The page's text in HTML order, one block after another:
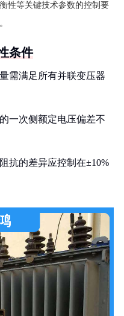
性等关键技术参数的控制要
条件
需满足所有并联变压器
一次侧额定电压偏差不
抗的差异应控制在±10%